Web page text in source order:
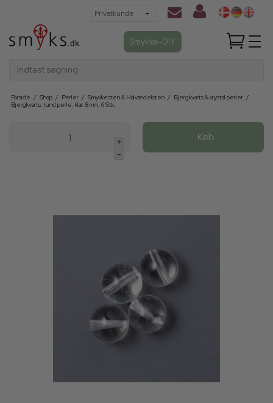
Smykke-DIY
Indtast søgning
Forside / Shop / Perler / Smykkesten & Halvædelsten / Bjergkvarts & krystal perler /
Bjergkvarts, rund perle, klar, 8 mm, 6 Stk.
+
-
Køb